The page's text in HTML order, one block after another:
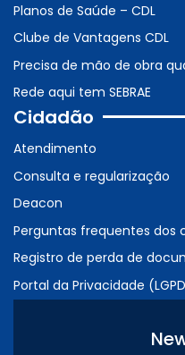
Planos de Saúde – CDL
Clube de Vantagens CDL
Precisa de mão de obra
Rede aqui tem SEBRAE
Cidadão
Atendimento
Consulta e regularização
Deacon
Perguntas frequentes dos
Registro de perda de
Portal da Privacidade